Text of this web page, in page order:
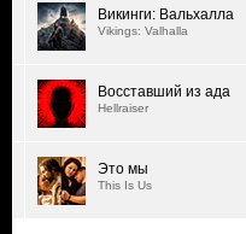
Викинги: Вальхалла
Vikings: Valhalla
Восставший из ада
Hellraiser
Это мы
This Is Us